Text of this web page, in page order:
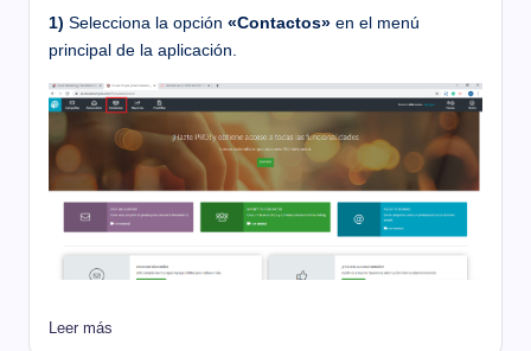
1) Selecciona la opción «Contactos» en el menú
principal de la aplicación.
Leer más